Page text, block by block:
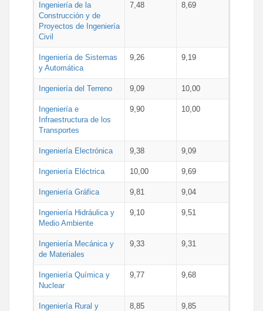
Ingeniería de la
Construcción y de
Proyectos de Ingeniería
Civil
7,48 8,69
Ingeniería de Sistemas
y Automática
9,26 9,19
Ingeniería del Terreno 9,09 10,00
Ingeniería e
Infraestructura de los
Transportes
9,90 10,00
Ingeniería Electrónica 9,38 9,09
Ingeniería Eléctrica 10,00 9,69
Ingeniería Gráfica 9,81 9,04
Ingeniería Hidráulica y
Medio Ambiente
9,10 9,51
Ingeniería Mecánica y
de Materiales
9,33 9,31
Ingeniería Química y
Nuclear
9,77 9,68
Ingeniería Rural y
8,85 9,85